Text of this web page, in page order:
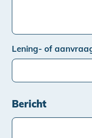
Lening- of
Bericht